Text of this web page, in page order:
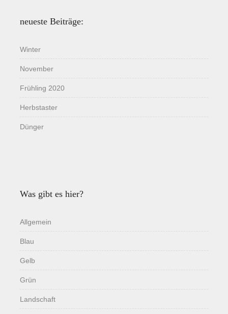
neueste Beiträge:
Winter
November
Frühling 2020
Herbstaster
Dünger
Was gibt es hier?
Allgemein
Blau
Gelb
Grün
Landschaft